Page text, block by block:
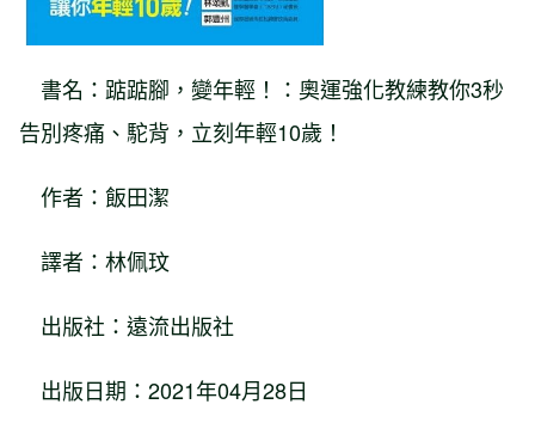
書名：踮踮腳，變年輕！：奧運強化教練教你3秒
告別疼痛、駝背，立刻年輕10歲！
作者：飯田潔
譯者：林佩玟
出版社：遠流出版社
出版日期：2021年04月28日